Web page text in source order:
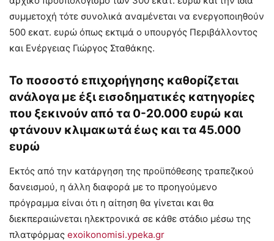
συμμετοχή τότε συνολικά αναμένεται να ενεργοποιηθούν
500 εκατ. ευρώ όπως εκτιμά ο υπουργός Περιβάλλοντος
και Ενέργειας Γιώργος Σταθάκης.
Το ποσοστό επιχορήγησης καθορίζεται
ανάλογα με έξι εισοδηματικές κατηγορίες
που ξεκινούν από τα 0-20.000 ευρώ και
φτάνουν κλιμακωτά έως και τα 45.000
ευρώ
Εκτός από την κατάργηση της προϋπόθεσης τραπεζικού
δανεισμού, η άλλη διαφορά με το προηγούμενο
πρόγραμμα είναι ότι η αίτηση θα γίνεται και θα
διεκπεραιώνεται ηλεκτρονικά σε κάθε στάδιο μέσω της
πλατφόρμας exoikonomisi.ypeka.gr